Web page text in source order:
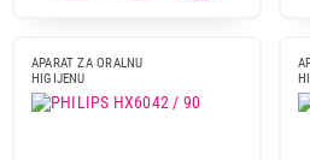
APARAT ZA ORALNU
HIGIJENU